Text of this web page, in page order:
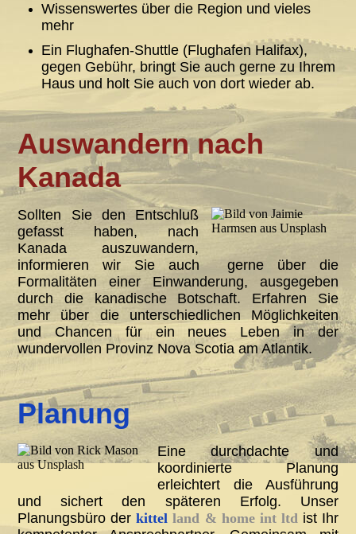
Wissenswertes über die Region und vieles
mehr
Ein Flughafen-Shuttle (Flughafen Halifax),
gegen Gebühr, bringt Sie auch gerne zu Ihrem
Haus und holt Sie auch von dort wieder ab.
Auswandern nach
Kanada
Sollten Sie den Entschluß
gefasst haben, nach
Kanada auszuwandern,
informieren wir Sie auch gerne über die
Formalitäten einer Einwanderung, ausgegeben
durch die kanadische Botschaft. Erfahren Sie
mehr über die unterschiedlichen Möglichkeiten
und Chancen für ein neues Leben in der
wundervollen Provinz Nova Scotia am Atlantik.
Planung
Eine durchdachte und
koordinierte Planung
erleichtert die Ausführung
und sichert den späteren Erfolg. Unser
Planungsbüro derkittelland & home int ltd ist Ihr